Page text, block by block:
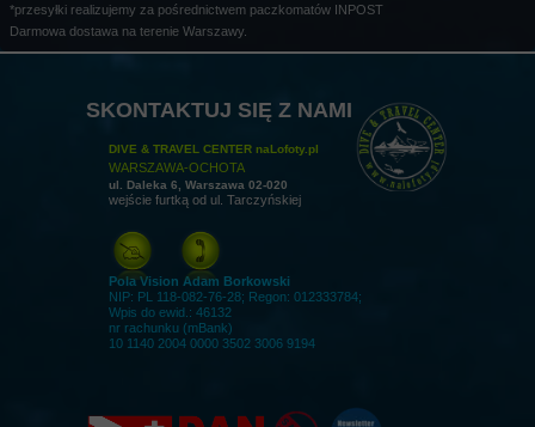
*przesyłki realizujemy za pośrednictwem paczkomatów INPOST
Darmowa dostawa na terenie Warszawy.
DIVE & TRAVEL CENTER naLofoty.pl
WARSZAWA-OCHOTA
ul. Daleka 6, Warszawa 02-020
wejście furtką od ul. Tarczyńskiej
Pola Vision Adam Borkowski
NIP: PL 118-082-76-28; Regon: 012333784;
Wpis do ewid.: 46132
nr rachunku (mBank)
10 1140 2004 0000 3502 3006 9194
SKONTAKTUJ SIĘ Z NAMI